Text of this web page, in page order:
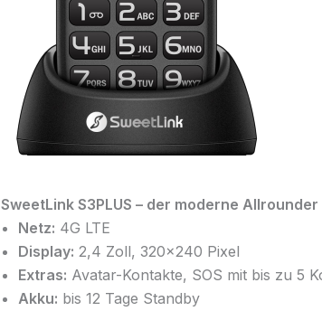
SweetLink S3PLUS – der moderne Allrounder
Netz: 4G LTE
Display: 2,4 Zoll, 320×240 Pixel
Extras: Avatar-Kontakte, SOS mit bis zu 5
Akku: bis 12 Tage Standby